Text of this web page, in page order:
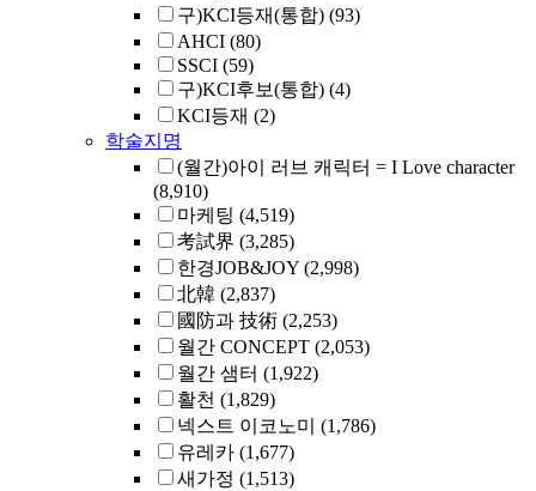
구)KCI등재(통합) (93)
AHCI (80)
SSCI (59)
구)KCI후보(통합) (4)
KCI등재 (2)
학술지명
(월간)아이 러브 캐릭터 = I Love character
(8,910)
마케팅 (4,519)
考試界 (3,285)
한경JOB&JOY (2,998)
北韓 (2,837)
國防과 技術 (2,253)
월간 CONCEPT (2,053)
월간 샘터 (1,922)
활천 (1,829)
넥스트 이코노미
(1,786)
유레카 (1,677)
새가정 (1,513)